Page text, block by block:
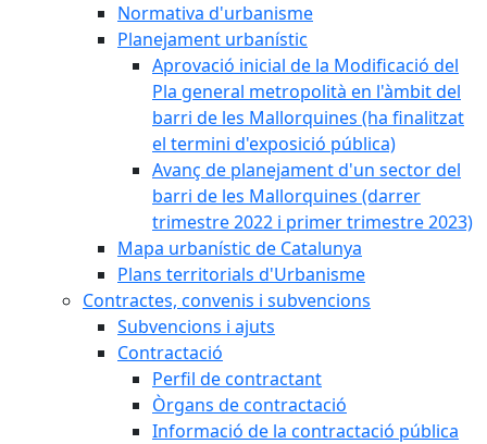
Normativa d'urbanisme
Planejament urbanístic
Aprovació inicial de la Modificació del
Pla general metropolità en l'àmbit del
barri de les Mallorquines (ha finalitzat
el termini d'exposició pública)
Avanç de planejament d'un sector del
barri de les Mallorquines (darrer
trimestre 2022 i primer trimestre 2023)
Mapa urbanístic de Catalunya
Plans territorials d'Urbanisme
Contractes, convenis i subvencions
Subvencions i ajuts
Contractació
Perfil de contractant
Òrgans de contractació
Informació de la contractació pública